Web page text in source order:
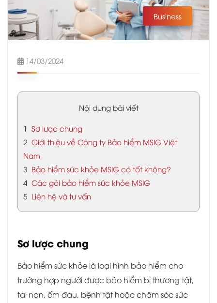
Business
14/03/2024
Nội dung bài viết
1 Sơ lược chung
2 Giới thiệu về Công ty Bảo hiểm MSIG Việt
Nam
3 Bảo hiểm sức khỏe MSIG có tốt không?
4 Các gói bảo hiểm sức khỏe MSIG
5 Liên hệ và tư vấn
Sơ lược chung
Bảo hiểm sức khỏe là loại hình bảo hiểm cho
trường hợp người được bảo hiểm bị thương tật,
tai nạn, ốm đau, bệnh tật hoặc chăm sóc sức